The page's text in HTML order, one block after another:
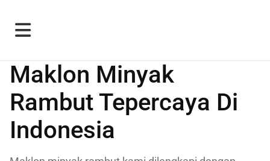
Maklon Minyak
Rambut Tepercaya Di
Indonesia